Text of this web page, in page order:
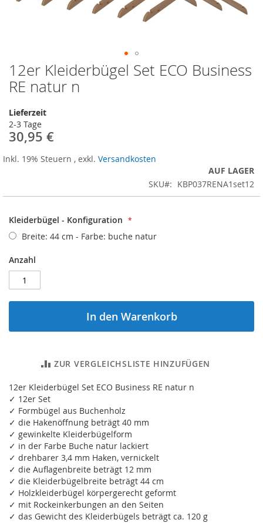
12er Kleiderbügel Set ECO Business
RE natur n
Lieferzeit
2-3 Tage
30,95 €
Inkl. 19% Steuern , exkl. Versandkosten
AUF LAGER
SKU
KBP037RENA1set12
Kleiderbügel - Konfiguration
Breite: 44 cm - Farbe: buche natur
Anzahl
In den Warenkorb
ZUR VERGLEICHSLISTE HINZUFÜGEN
12er Kleiderbügel Set ECO Business RE natur n
✓ 12er Set
✓ Formbügel aus Buchenholz
✓ die Hakenöffnung beträgt 40 mm
✓ gewinkelte Kleiderbügelform
✓ in der Farbe Buche natur lackiert
✓ drehbarer 3,4 mm Haken, vernickelt
✓ die Auflagenbreite beträgt 12 mm
✓ die Kleiderbügelbreite beträgt 44 cm
✓ Holzkleiderbügel körpergerecht geformt
✓ mit Rockeinkerbungen an den Seiten
✓ das Gewicht des Kleiderbügels beträgt ca. 120 g
Zum
Anfang
der
springen